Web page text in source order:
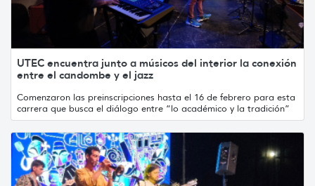
UTEC encuentra junto a músicos del interior la conexión
entre el candombe y el jazz
Comenzaron las preinscripciones hasta el 16 de febrero para esta
carrera que busca el diálogo entre “lo académico y la tradición”